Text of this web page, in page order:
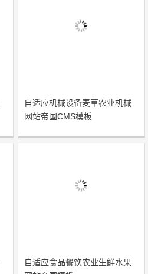
自适应机械设备麦草农业机械
网站帝国CMS模板
自适应食品餐饮农业生鲜水果